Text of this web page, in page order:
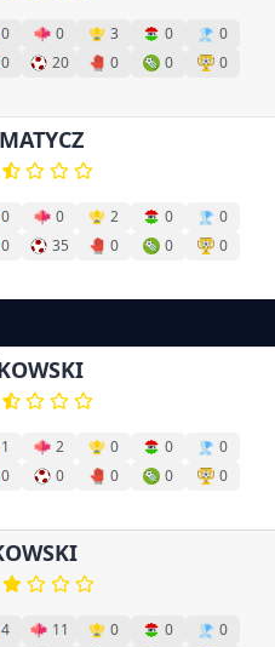
0 0 3 0
0
0 20 0 0
0
0 0 2 0
0
0 35 0 0
0
1 2 0 0
0
0 0 0 0
0
4 11 0 0
0